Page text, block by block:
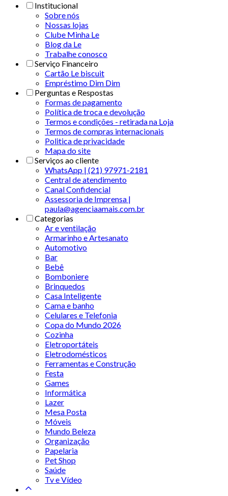
Institucional
Sobre nós
Nossas lojas
Clube Minha Le
Blog da Le
Trabalhe conosco
Serviço Financeiro
Cartão Le biscuit
Empréstimo Dim Dim
Perguntas e Respostas
Formas de pagamento
Política de troca e devolução
Termos e condições - retirada na Loja
Termos de compras internacionais
Politica de privacidade
Mapa do site
Serviços ao cliente
WhatsApp | (21) 97971-2181
Central de atendimento
Canal Confidencial
Assessoria de Imprensa |
paula@agenciaamais.com.br
Categorias
Ar e ventilação
Armarinho e Artesanato
Automotivo
Bar
Bebê
Bomboniere
Brinquedos
Casa Inteligente
Cama e banho
Celulares e Telefonia
Copa do Mundo 2026
Cozinha
Eletroportáteis
Eletrodomésticos
Ferramentas e Construção
Festa
Games
Informática
Lazer
Mesa Posta
Móveis
Mundo Beleza
Organização
Papelaria
Pet Shop
Saúde
Tv e Vídeo